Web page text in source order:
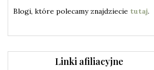
Blogi, które polecamy znajdziecie tutaj.
Linki afiliacyjne